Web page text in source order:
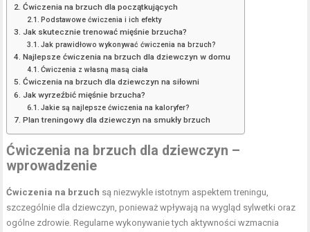
Ćwiczenia na brzuch dla początkujących
Podstawowe ćwiczenia i ich efekty
Jak skutecznie trenować mięśnie brzucha?
Jak prawidłowo wykonywać ćwiczenia na brzuch?
Najlepsze ćwiczenia na brzuch dla dziewczyn w domu
Ćwiczenia z własną masą ciała
Ćwiczenia na brzuch dla dziewczyn na siłowni
Jak wyrzeźbić mięśnie brzucha?
Jakie są najlepsze ćwiczenia na kaloryfer?
Plan treningowy dla dziewczyn na smukły brzuch
Ćwiczenia na brzuch dla dziewczyn –
wprowadzenie
Ćwiczenia na brzuch są niezwykle istotnym aspektem treningu,
szczególnie dla dziewczyn, ponieważ wpływają na wygląd sylwetki oraz
ogólne zdrowie. Regularne wykonywanie tych aktywności wzmacnia